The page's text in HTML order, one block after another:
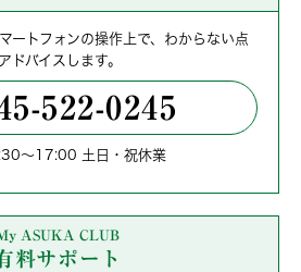
ートフォンの操作上で、わからない点
ドバイスします。
522-0245
～17:00 土日・祝休業
ASUKA CLUB
料サポート